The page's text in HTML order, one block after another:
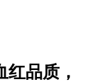
红品质，